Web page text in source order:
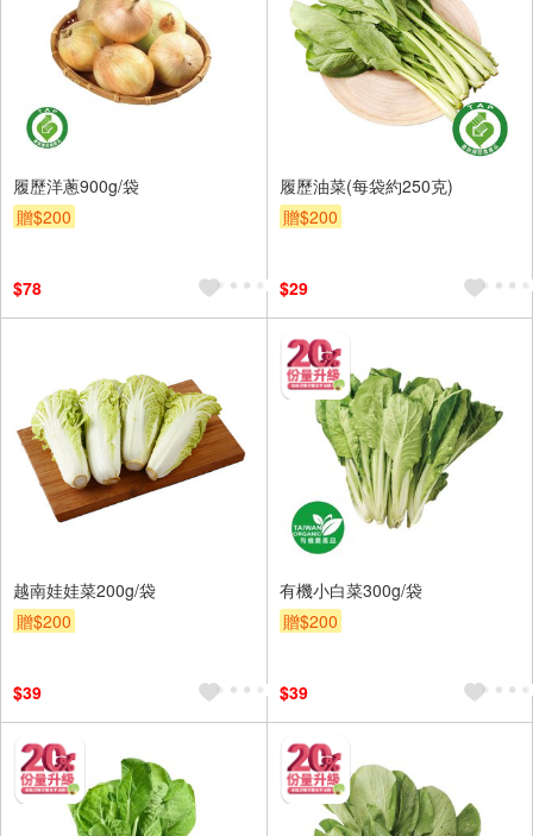
履歷洋蔥900g/袋
贈$200
$78
履歷油菜(每袋約250克)
贈$200
$29
越南娃娃菜200g/袋
贈$200
$39
有機小白菜300g/袋
贈$200
$39